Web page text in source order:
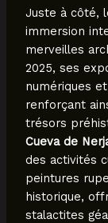
Juste à côté,
immersion
merveilles
2025, ses
numériques
renforçant
trésors
Cueva de
des activités
peintures
historique,
stalactites